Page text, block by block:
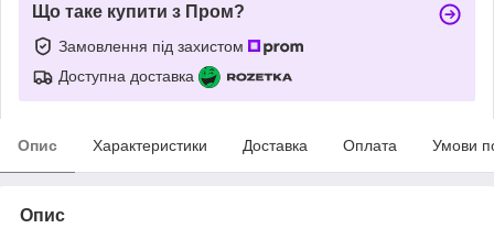
Що таке купити з Пром?
Замовлення під захистом
Доступна доставка
Опис Характеристики Доставка Оплата Умови
Опис